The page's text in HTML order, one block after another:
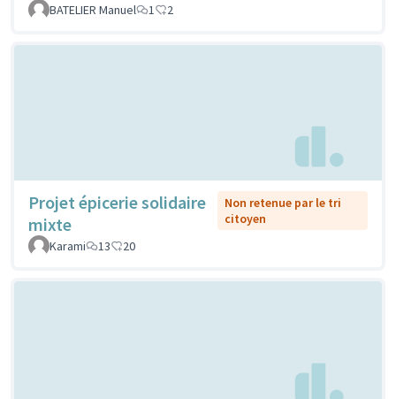
BATELIER Manuel
1 2
Projet épicerie solidaire
mixte
Non retenue par le tri
citoyen
Karami
13 20